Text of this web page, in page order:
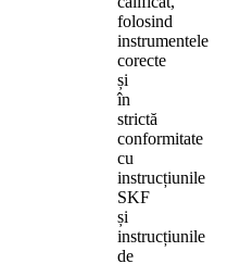
folosind
instrumentele
corecte
și
în
strictă
conformitate
cu
instrucțiunile
SKF
și
instrucțiunile
de